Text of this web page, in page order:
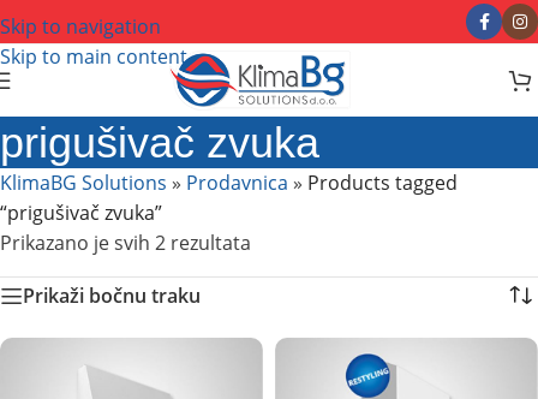
Skip to navigation
Skip to main content
prigušivač zvuka
KlimaBG Solutions » Prodavnica » Products tagged
“prigušivač zvuka”
Prikazano je svih 2 rezultata
Prikaži bočnu traku